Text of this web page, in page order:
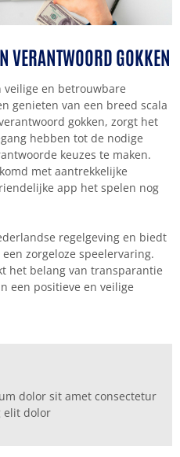
VERANTWOORD GOKKEN
veilige en betrouwbare
genieten van een breed scala
gokken, zorgt het
hebben tot de nodige
keuzes te maken.
met aantrekkelijke
app het spelen nog
regelgeving en biedt
zorgeloze speelervaring.
het belang van transparantie
een positieve en veilige
dolor sit amet consectetur
elit dolor